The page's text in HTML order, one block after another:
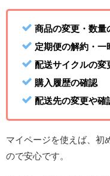
商品の変更・数量
定期便の解約・一
配送サイクルの変
購入履歴の確認
配送先の変更や
マイページを使えば、初
ので安心です。